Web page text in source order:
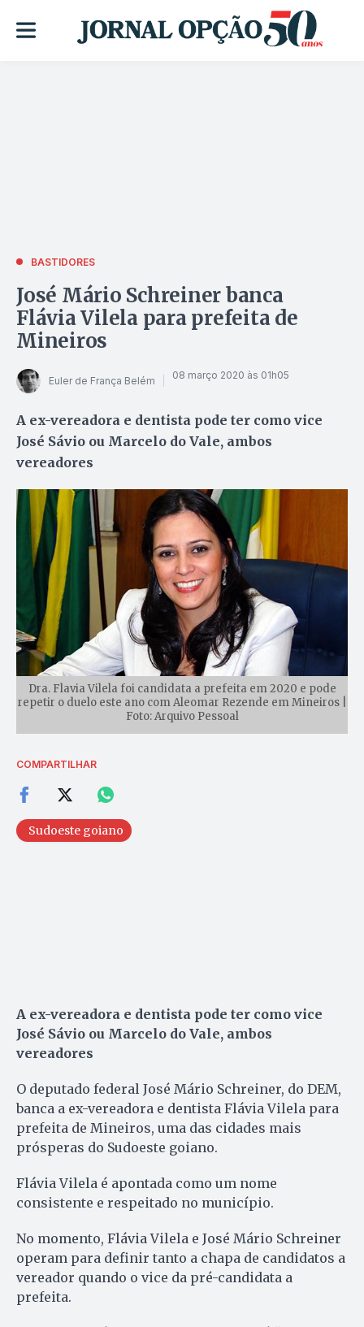
BASTIDORES
José Mário Schreiner banca
Flávia Vilela para prefeita de
Mineiros
Euler de França Belém 08 março 2020 às 01h05
A ex-vereadora e dentista pode ter como vice
José Sávio ou Marcelo do Vale, ambos
vereadores
Dra. Flavia Vilela foi candidata a prefeita em 2020 e pode
repetir o duelo este ano com Aleomar Rezende em Mineiros |
Foto: Arquivo Pessoal
COMPARTILHAR
Sudoeste goiano
A ex-vereadora e dentista pode ter como vice
José Sávio ou Marcelo do Vale, ambos
vereadores
O deputado federal José Mário Schreiner, do DEM,
banca a ex-vereadora e dentista Flávia Vilela para
prefeita de Mineiros, uma das cidades mais
prósperas do Sudoeste goiano.
Flávia Vilela é apontada como um nome
consistente e respeitado no município.
No momento, Flávia Vilela e José Mário Schreiner
operam para definir tanto a chapa de candidatos a
vereador quando o vice da pré-candidata a
prefeita.